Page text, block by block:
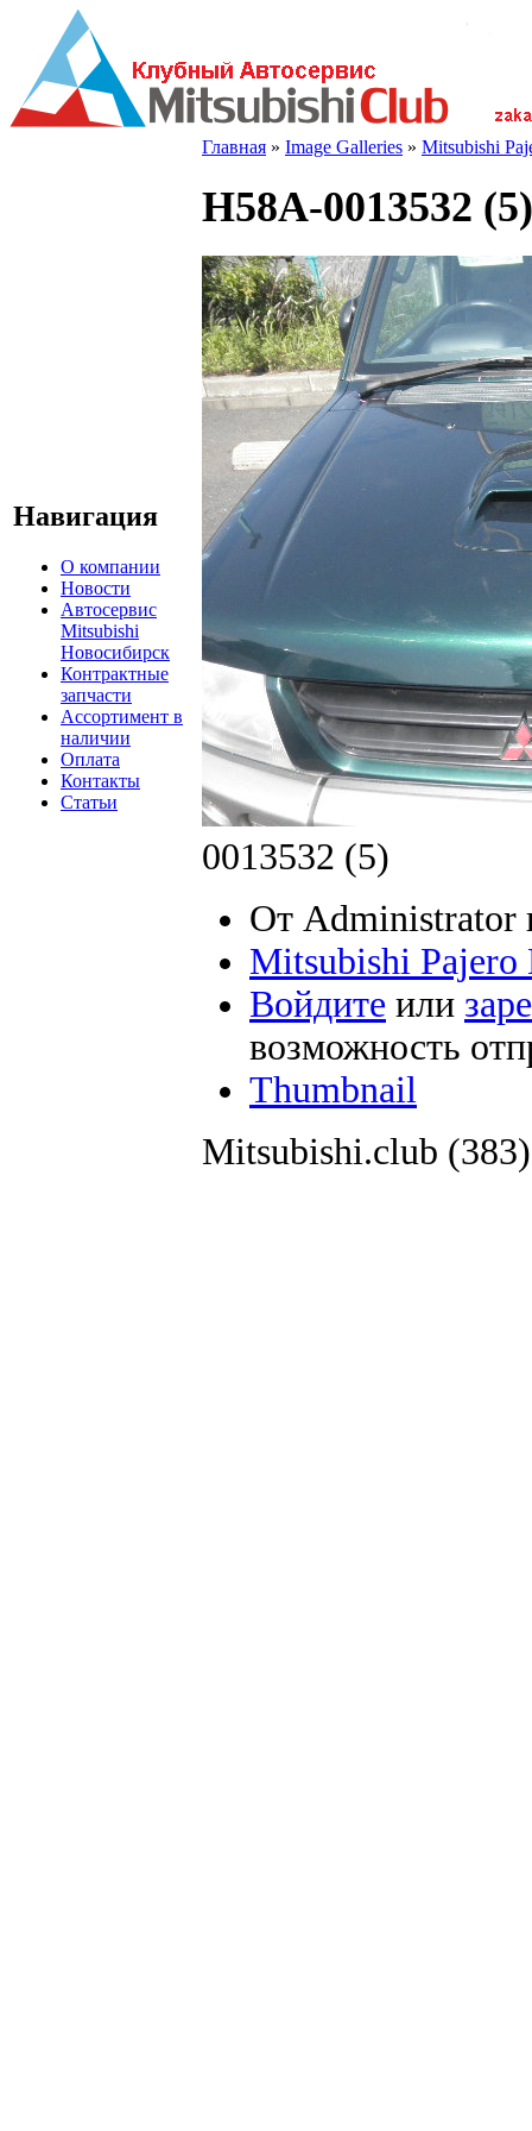
Навигация
О компании
Новости
Автосервис
Mitsubishi
Новосибирск
Контрактные
запчасти
Ассортимент в
наличии
Оплата
Контакты
Статьи
Главная » Image Galleries » Mitsubishi
H58A-0013532 (5)
0013532 (5)
От Administrator
Mitsubishi
Войдите или
возможность
Thumbnail
Mitsubishi.club